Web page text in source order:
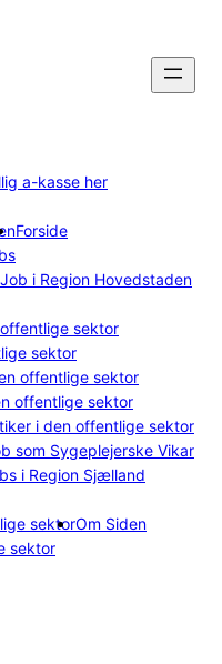
a-kasse her
Forside
Job i Region Hovedstaden
sektor
sektor
offentlige sektor
offentlige sektor
i den offentlige sektor
som Sygeplejerske Vikar
i Region Sjælland
sektorOm Siden
sektor